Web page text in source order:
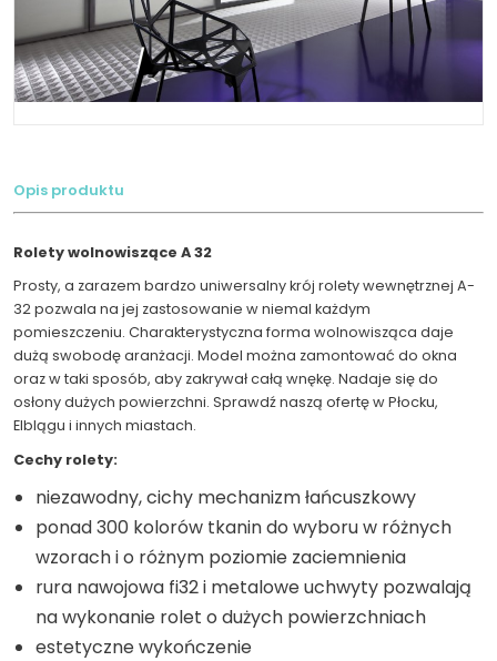
Opis produktu
Rolety wolnowiszące A 32
Prosty, a zarazem bardzo uniwersalny krój rolety wewnętrznej A-
32 pozwala na jej zastosowanie w niemal każdym
pomieszczeniu. Charakterystyczna forma wolnowisząca daje
dużą swobodę aranżacji. Model można zamontować do okna
oraz w taki sposób, aby zakrywał całą wnękę. Nadaje się do
osłony dużych powierzchni. Sprawdź naszą ofertę w Płocku,
Elblągu i innych miastach.
Cechy rolety:
niezawodny, cichy mechanizm łańcuszkowy
ponad 300 kolorów tkanin do wyboru w różnych
wzorach i o różnym poziomie zaciemnienia
rura nawojowa fi32 i metalowe uchwyty pozwalają
na wykonanie rolet o dużych powierzchniach
estetyczne wykończenie